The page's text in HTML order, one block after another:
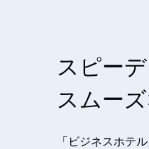
スピー
スムー
「ビジネスホテ